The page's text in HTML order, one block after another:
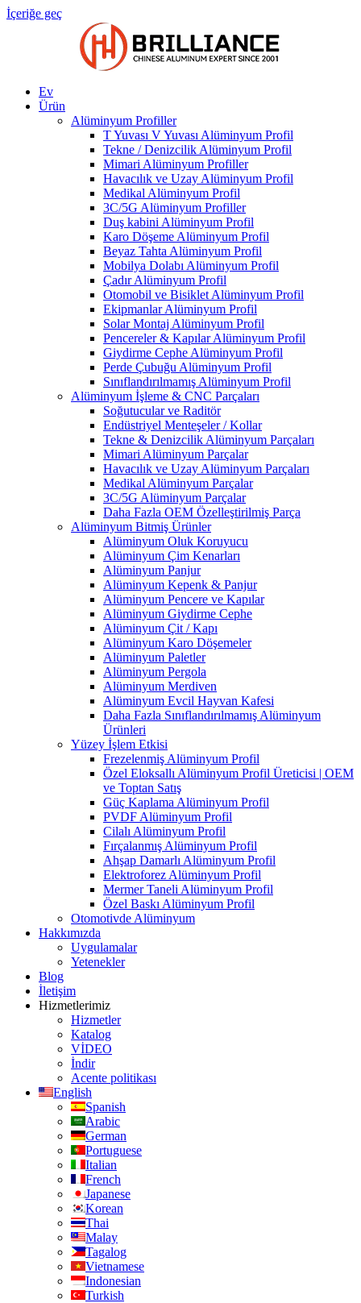
İçeriğe geç
Ev
Ürün
Alüminyum Profiller
T Yuvası V Yuvası Alüminyum Profil
Tekne / Denizcilik Alüminyum Profil
Mimari Alüminyum Profiller
Havacılık ve Uzay Alüminyum Profil
Medikal Alüminyum Profil
3C/5G Alüminyum Profiller
Duş kabini Alüminyum Profil
Karo Döşeme Alüminyum Profil
Beyaz Tahta Alüminyum Profil
Mobilya Dolabı Alüminyum Profil
Çadır Alüminyum Profil
Otomobil ve Bisiklet Alüminyum Profil
Ekipmanlar Alüminyum Profil
Solar Montaj Alüminyum Profil
Pencereler & Kapılar Alüminyum Profil
Giydirme Cephe Alüminyum Profil
Perde Çubuğu Alüminyum Profil
Sınıflandırılmamış Alüminyum Profil
Alüminyum İşleme & CNC Parçaları
Soğutucular ve Raditör
Endüstriyel Menteşeler / Kollar
Tekne & Denizcilik Alüminyum Parçaları
Mimari Alüminyum Parçalar
Havacılık ve Uzay Alüminyum Parçaları
Medikal Alüminyum Parçalar
3C/5G Alüminyum Parçalar
Daha Fazla OEM Özelleştirilmiş Parça
Alüminyum Bitmiş Ürünler
Alüminyum Oluk Koruyucu
Alüminyum Çim Kenarları
Alüminyum Panjur
Alüminyum Kepenk & Panjur
Alüminyum Pencere ve Kapılar
Alüminyum Giydirme Cephe
Alüminyum Çit / Kapı
Alüminyum Karo Döşemeler
Alüminyum Paletler
Alüminyum Pergola
Alüminyum Merdiven
Alüminyum Evcil Hayvan Kafesi
Daha Fazla Sınıflandırılmamış Alüminyum
Ürünleri
Yüzey İşlem Etkisi
Frezelenmiş Alüminyum Profil
Özel Eloksallı Alüminyum Profil Üreticisi | OEM
ve Toptan Satış
Güç Kaplama Alüminyum Profil
PVDF Alüminyum Profil
Cilalı Alüminyum Profil
Fırçalanmış Alüminyum Profil
Ahşap Damarlı Alüminyum Profil
Elektroforez Alüminyum Profil
Mermer Taneli Alüminyum Profil
Özel Baskı Alüminyum Profil
Otomotivde Alüminyum
Hakkımızda
Uygulamalar
Yetenekler
Blog
İletişim
Hizmetlerimiz
Hizmetler
Katalog
VİDEO
İndir
Acente politikası
English
Spanish
Arabic
German
Portuguese
Italian
French
Japanese
Korean
Thai
Malay
Tagalog
Vietnamese
Indonesian
Turkish